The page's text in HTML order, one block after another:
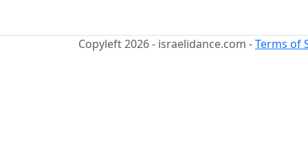
Copyleft 2026 - israelidance.com -Terms of